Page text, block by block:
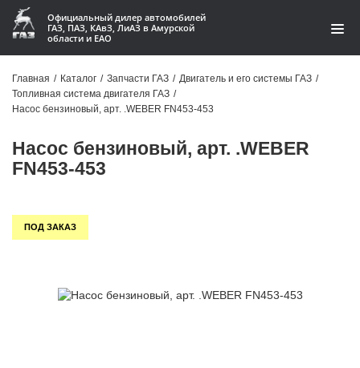
Официальный дилер автомобилей
ГАЗ, ПАЗ, КАвЗ, ЛиАЗ в Амурской
области и ЕАО
Акции
О компании
Контакты
Доставка
Главная / Каталог / Запчасти ГАЗ / Двигатель и его системы ГАЗ /
Топливная система двигателя ГАЗ /
Насос бензиновый, арт. .WEBER FN453-453
Насос бензиновый, арт. .WEBER
FN453-453
ПОД ЗАКАЗ